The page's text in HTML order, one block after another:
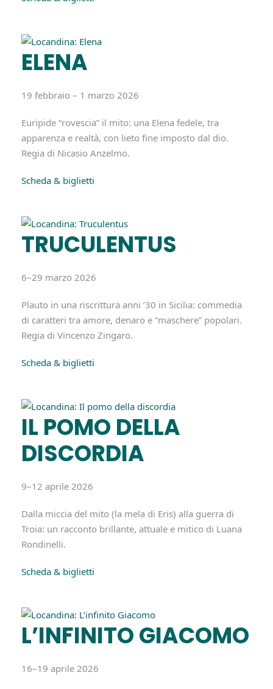
ELENA
19 febbraio – 1 marzo 2026
Euripide “rovescia” il mito: una Elena fedele, tra
apparenza e realtà, con lieto fine imposto dal dio.
Regia di Nicasio Anzelmo.
Scheda & biglietti
TRUCULENTUS
6–29 marzo 2026
Plauto in una riscrittura anni ’30 in Sicilia: commedia
di caratteri tra amore, denaro e “maschere” popolari.
Regia di Vincenzo Zingaro.
Scheda & biglietti
IL POMO DELLA
DISCORDIA
9–12 aprile 2026
Dalla miccia del mito (la mela di Eris) alla guerra di
Troia: un racconto brillante, attuale e mitico di Luana
Rondinelli.
Scheda & biglietti
L’INFINITO GIACOMO
16–19 aprile 2026